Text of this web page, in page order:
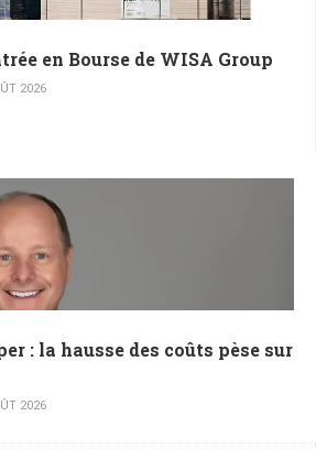
en Bourse de WISA Group
2026
: la hausse des coûts pèse sur
2026